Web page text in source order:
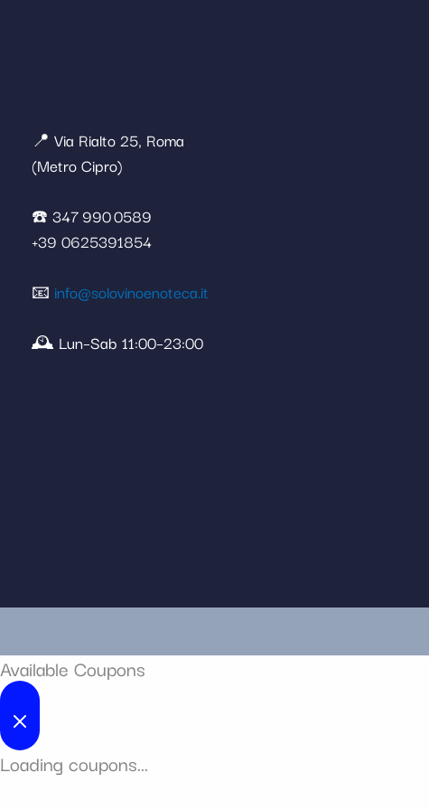
📍 Via Rialto 25, Roma
(Metro Cipro)
☎️ 347 990 0589
+39 0625391854
📧 info@solovinoenoteca.it
🕰️ Lun–Sab 11:00–23:00
Available Coupons
Loading coupons...